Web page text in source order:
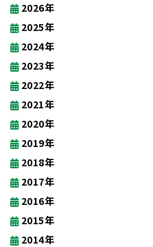
2026年
2025年
2024年
2023年
2022年
2021年
2020年
2019年
2018年
2017年
2016年
2015年
2014年